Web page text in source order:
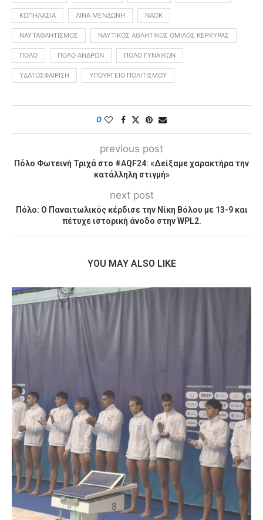
ΚΩΠΗΛΑΣΊΑ ΛΊΝΑ ΜΕΝΔΏΝΗ ΝΑΟΚ
ΝΑΥΤΑΘΛΗΤΙΣΜΌΣ ΝΑΥΤΙΚΌΣ ΑΘΛΗΤΙΚΌΣ ΌΜΙΛΟΣ ΚΈΡΚΥΡΑΣ
ΠΌΛΟ ΠΌΛΟ ΑΝΔΡΏΝ ΠΌΛΟ ΓΥΝΑΙΚΏΝ
ΥΔΑΤΟΣΦΑΊΡΙΣΗ ΥΠΟΥΡΓΕΊΟ ΠΟΛΙΤΙΣΜΟΎ
0
previous post
Πόλο Φωτεινή Τριχά στο #AQF24: «Δείξαμε χαρακτήρα την
κατάλληλη στιγμή»
next post
Πόλο: Ο Παναιτωλικός κέρδισε την Νίκη Βόλου με 13-9 και
πέτυχε ιστορική άνοδο στην WPL2.
YOU MAY ALSO LIKE